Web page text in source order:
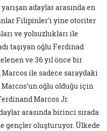
adaylar arasında en
Filipinler'i yine otoriter
ve yolsuzlukları ile
taşıyan oğlu Ferdinad
ve 36 yıl önce bir
ile sadece saraydaki
oğlu olduğu için
Marcos Jr.
arasında birinci sırada
gençler oluşturuyor. Ülkede